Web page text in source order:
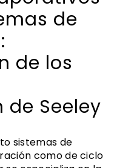
de
de los
Seeley
sistemas de
como de ciclo